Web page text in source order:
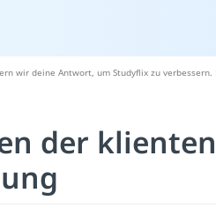
wir deine Antwort, um Studyflix zu
der